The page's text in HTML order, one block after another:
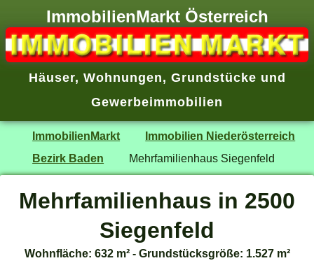
ImmobilienMarkt Österreich
Häuser, Wohnungen, Grundstücke und
Gewerbeimmobilien
ImmobilienMarkt
Immobilien Niederösterreich
Bezirk Baden
Mehrfamilienhaus Siegenfeld
Mehrfamilienhaus in 2500
Siegenfeld
Wohnfläche: 632 m² - Grundstücksgröße: 1.527 m²